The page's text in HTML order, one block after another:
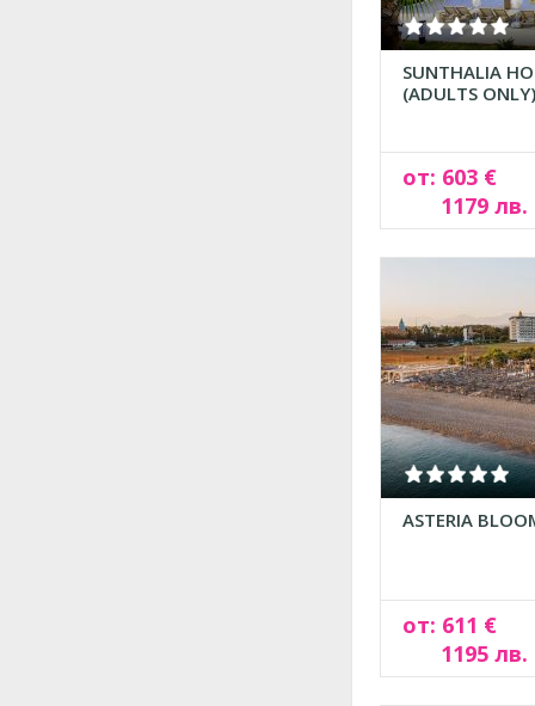
SUNTHALIA
(ADULTS ONLY)
от: 603 €
1179 лв.
ASTERIA
от: 611 €
1195 лв.